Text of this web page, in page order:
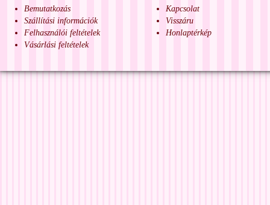
Bemutatkozás
Szállítási információk
Felhasználói feltételek
Vásárlási feltételek
Kapcsolat
Visszáru
Honlaptérkép